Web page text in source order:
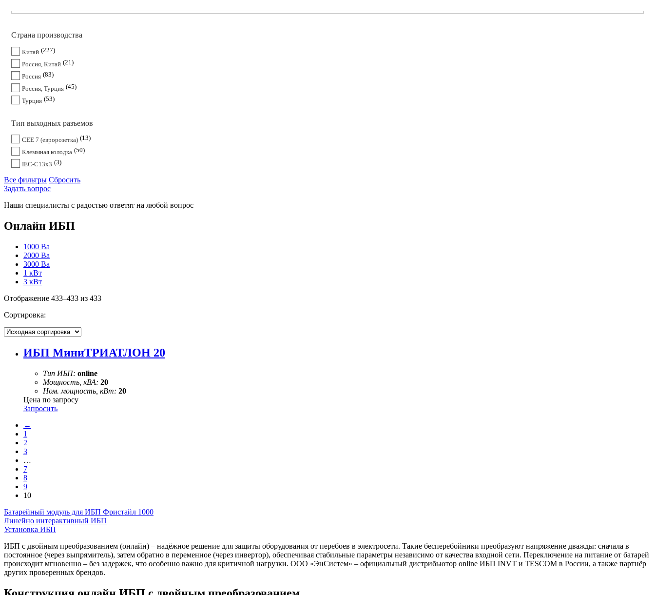
Страна производства
Китай 227
Россия, Китай 21
Россия 83
Россия, Турция 45
Турция 53
Тип выходных разъемов
CEE 7 (евророзетка) 13
Клеммная колодка 50
IEC-C13x3 3
Все фильтры Сбросить
Задать вопрос
Наши специалисты с радостью ответят на любой вопрос
Онлайн ИБП
1000 Ва
2000 Ва
3000 Ва
1 кВт
3 кВт
Отображение 433–433 из 433
Сортировка:
ИБП МиниТРИАТЛОН 20
Тип ИБП: online
Мощность, кВА: 20
Ном. мощность, кВт: 20
Цена по запросу
Запросить
←
1
2
3
…
7
8
9
10
Батарейный модуль для ИБП Фристайл 1000
Линейно интерактивный ИБП
Установка ИБП
ИБП с двойным преобразованием (онлайн) – надёжное решение для защиты оборудования от перебоев в электросети. Такие бесперебойники преобразуют напряжение дважды: сначала в
постоянное (через выпрямитель), затем обратно в переменное (через инвертор), обеспечивая стабильные параметры независимо от качества входной сети. Переключение на питание от батарей
происходит мгновенно – без задержек, что особенно важно для критичной нагрузки. ООО «ЭнСистем» – официальный дистрибьютор online ИБП INVT и TESCOM в России, а также партнёр
других проверенных брендов.